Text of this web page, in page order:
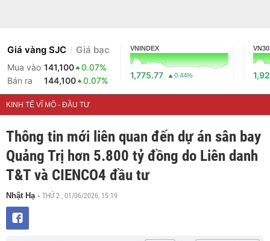
Giá vàng SJC Giá bạc
Mua vào 141,100
0.07%
Bán ra
144,100 0.07%
VNINDEX
1,775.77 0.44%
VN30
KINH TẾ VĨ MÔ - ĐẦU TƯ
Thông tin mới liên quan đến dự án sân bay
Quảng Trị hơn 5.800 tỷ đồng do Liên danh
T&T và CIENCO4 đầu tư
Nhật Hạ - THỨ 2 , 01/06/2026, 15:19